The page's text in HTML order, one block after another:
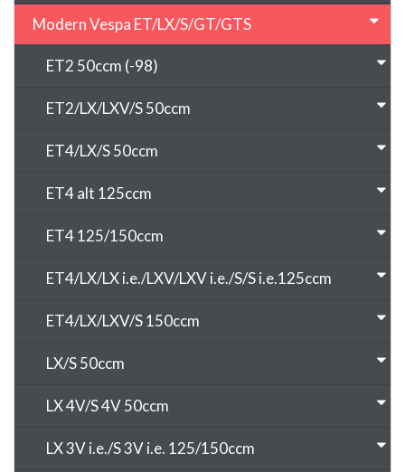
Modern Vespa ET/LX/S/GT/GTS
ET2 50ccm (-98)
ET2/LX/LXV/S 50ccm
ET4/LX/S 50ccm
ET4 alt 125ccm
ET4 125/150ccm
ET4/LX/LX i.e./LXV/LXV i.e./S/S i.e.125ccm
ET4/LX/LXV/S 150ccm
LX/S 50ccm
LX 4V/S 4V 50ccm
LX 3V i.e./S 3V i.e. 125/150ccm